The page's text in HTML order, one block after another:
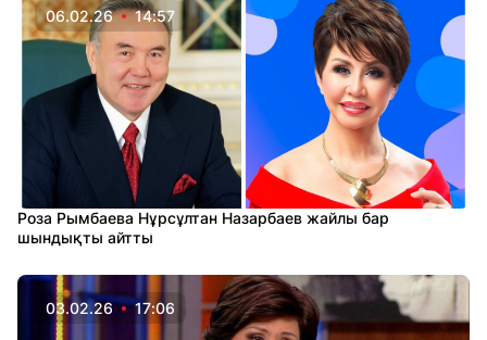
06.02.26 14:57
Роза Рымбаева Нұрсұлтан Назарбаев жайлы бар
шындықты айтты
03.02.26 17:06